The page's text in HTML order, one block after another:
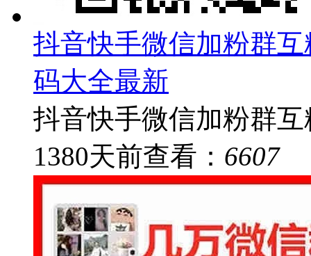
抖音快手微信加粉群
码大全最新
抖音快手微信加粉群
1380天前查看： 6607